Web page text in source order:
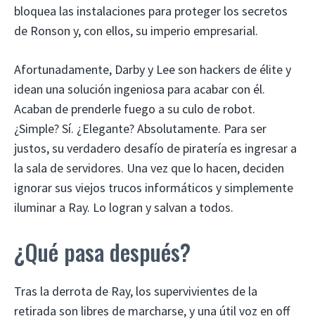
bloquea las instalaciones para proteger los secretos
de Ronson y, con ellos, su imperio empresarial.
Afortunadamente, Darby y Lee son hackers de élite y
idean una solución ingeniosa para acabar con él.
Acaban de prenderle fuego a su culo de robot.
¿Simple? Sí. ¿Elegante? Absolutamente. Para ser
justos, su verdadero desafío de piratería es ingresar a
la sala de servidores. Una vez que lo hacen, deciden
ignorar sus viejos trucos informáticos y simplemente
iluminar a Ray. Lo logran y salvan a todos.
¿Qué pasa después?
Tras la derrota de Ray, los supervivientes de la
retirada son libres de marcharse, y una útil voz en off